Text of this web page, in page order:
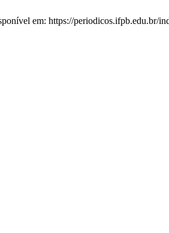
em: https://periodicos.ifpb.edu.br/